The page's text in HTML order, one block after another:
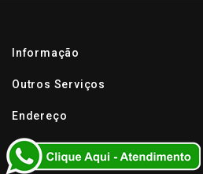
Informação
Outros Serviços
Endereço
Assine A Nossa Newsletter